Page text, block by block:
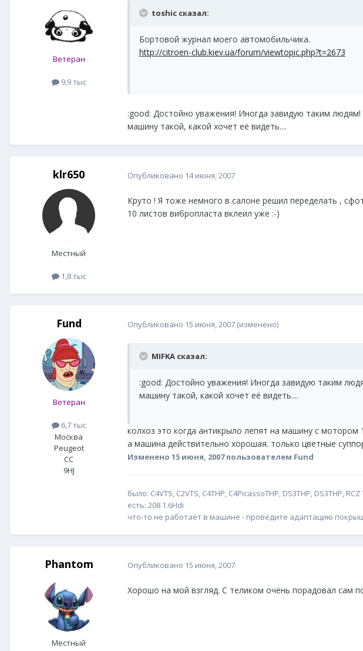
Ветеран
9,9 тыс
toshic сказал:
Бортовой журнал моего автомобильчика.
http://citroen-club.kiev.ua/forum/viewtopic.php?t=2673
:good: Достойно уважения! Иногда завидую таким
машину такой, какой хочет её видеть....
klr650
Местный
1,8 тыс
Опубликовано 14 июня, 2007
Круто ! Я тоже немного в салоне решил переделать ,
10 листов вибропласта вклеил уже :-)
Fund
Ветеран
6,7 тыс
Москва
Peugeot
CC
9HJ
Опубликовано 15 июня, 2007 (изменено)
MIFKA сказал:
:good: Достойно уважения! Иногда завидую таким
машину такой, какой хочет её видеть....
колхоз это когда антикрыло лепят на машину с мотором
а машина действительно хорошая. только цветные
Изменено 15 июня, 2007пользователем Fund
было: С4VTS, C2VTS, C4THP, C4PicassoTHP, DS3THP, DS3THP,
есть: 208 1.6Hdi
что-то не работает в машине - проведите адаптацию
Phantom
Местный
Опубликовано 15 июня, 2007
Хорошо на мой взгляд. С теликом очень порадовал сам